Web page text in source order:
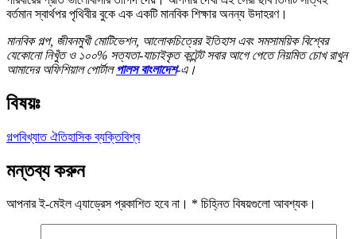
বর্তমান স্বার্থপর পৃথিবীর বুকে এক একটি মানবিক শিক্ষার অনন্য উদাহরণ।
মানবিক গল্প, জীবনমুখী মোটিভেশন, আলোকচিত্রের ইতিহাস এবং সমসাময়িক বিশ্বের
যেকোনো নিখুঁত ও ১০০% সত্যতা-যাচাইকৃত কন্টেন্ট সবার আগে পেতে নিয়মিত চোখ রাখুন
আমাদের অফিশিয়াল পোর্টালপালস বাংলাদেশ-এ।
বিষয়ঃ
গল্পবিখ্যাত ঐতিহাসিক ব্যক্তিবিশ্ব
মন্তব্য করুন
আপনার ই-মেইল এ্যাড্রেস প্রকাশিত হবে না। * চিহ্নিত বিষয়গুলো আবশ্যক।